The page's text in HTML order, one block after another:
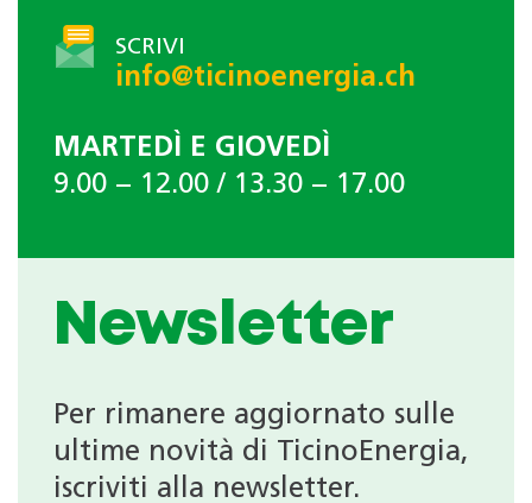
SCRIVI
info@ticinoenergia.ch
MARTEDÌ E GIOVEDÌ
9.00 − 12.00 / 13.30 − 17.00
Newsletter
Per rimanere aggiornato sulle
ultime novità di TicinoEnergia,
iscriviti alla newsletter.